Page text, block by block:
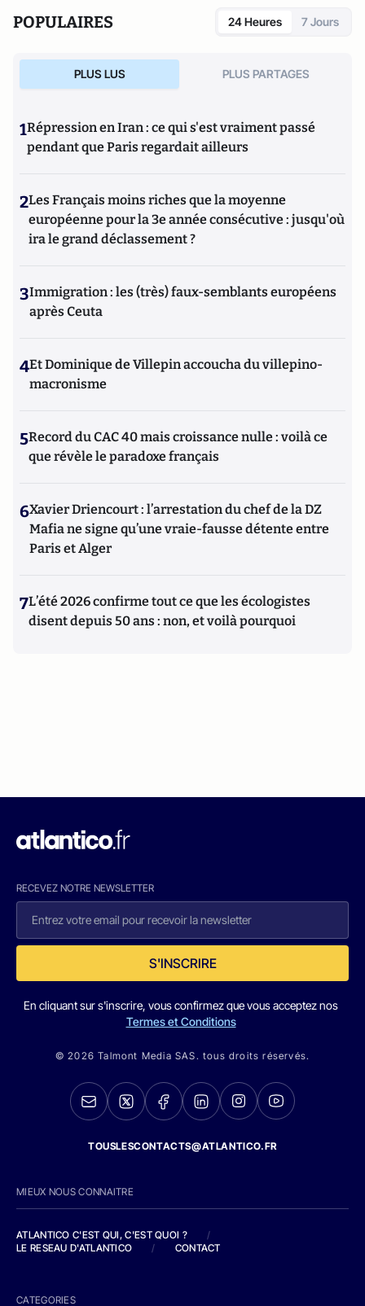
POPULAIRES 24 Heures 7 Jours
PLUS LUS PLUS PARTAGES
1Répression en Iran : ce qui s'est vraiment passé
pendant que Paris regardait ailleurs
2Les Français moins riches que la moyenne
européenne pour la 3e année consécutive : jusqu'où
ira le grand déclassement ?
3Immigration : les (très) faux-semblants européens
après Ceuta
4Et Dominique de Villepin accoucha du villepino-
macronisme
5Record du CAC 40 mais croissance nulle : voilà ce
que révèle le paradoxe français
6Xavier Driencourt : l’arrestation du chef de la DZ
Mafia ne signe qu’une vraie-fausse détente entre
Paris et Alger
7L’été 2026 confirme tout ce que les écologistes
disent depuis 50 ans : non, et voilà pourquoi
RECEVEZ NOTRE NEWSLETTER
S'INSCRIRE
En cliquant sur s'inscrire, vous confirmez que vous acceptez nos
Termes et Conditions
© 2026 Talmont Media SAS. tous droits réservés.
TOUSLESCONTACTS@ATLANTICO.FR
MIEUX NOUS CONNAITRE
ATLANTICO C'EST QUI, C'EST QUOI ?
/
LE RESEAU D'ATLANTICO
/ CONTACT
CATEGORIES